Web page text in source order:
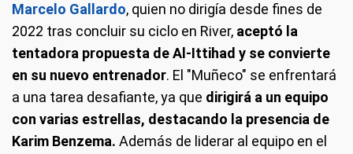
Marcelo Gallardo, quien no dirigía desde fines de
2022 tras concluir su ciclo en River, aceptó la
tentadora propuesta de Al-Ittihad y se convierte
en su nuevo entrenador. El "Muñeco" se enfrentará
a una tarea desafiante, ya que dirigirá a un equipo
con varias estrellas, destacando la presencia de
Karim Benzema. Además de liderar al equipo en el